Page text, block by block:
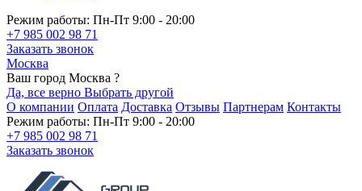
Режим работы: Пн-Пт 9:00 - 20:00
+7 985 002 98 71
Заказать звонок
Москва
Ваш город Москва ?
Да, все верно Выбрать другой
О компании Оплата Доставка Отзывы Партнерам Контакты
Режим работы: Пн-Пт 9:00 - 20:00
+7 985 002 98 71
Заказать звонок